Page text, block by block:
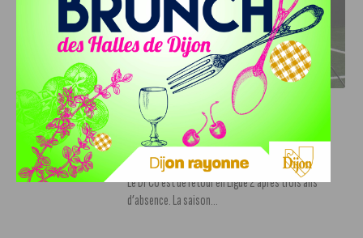
DFCO : RENCONTRE AVEC PIERRE-HENRI DEBALLON,
L’ARTISAN DE LA MONTÉE EN LIGUE 2
INFOS,SPORT
DFCO : Rencontre avec Pierre-Henri
Deballon, l’artisan de la montée en
Ligue 2
7 AOÛT, 2026
Le DFCO est de retour en Ligue 2 après trois ans
d’absence. La saison...